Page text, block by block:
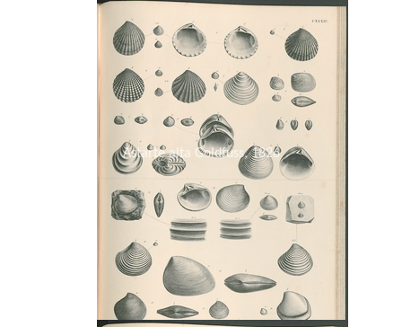
Astarte alta Goldfuss, 1826